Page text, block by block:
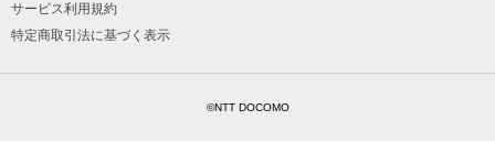
サービス利用規約
特定商取引法に基づく表示
©NTT DOCOMO